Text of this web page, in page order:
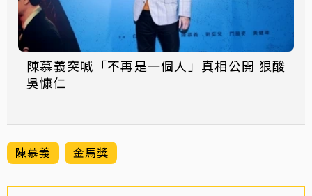
陳慕義突喊「不再是一個人」真相公開 狠酸
吳慷仁
陳慕義 金馬獎